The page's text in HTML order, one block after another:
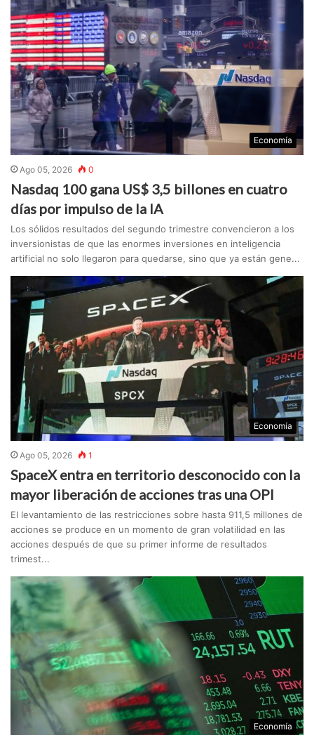
Economía
Ago 05, 2026 0
Nasdaq 100 gana US$ 3,5 billones en cuatro
días por impulso de la IA
Los sólidos resultados del segundo trimestre convencieron a los
inversionistas de que las enormes inversiones en inteligencia
artificial no solo llegaron para quedarse, sino que ya están gene...
Economía
Ago 05, 2026 1
SpaceX entra en territorio desconocido con la
mayor liberación de acciones tras una OPI
El levantamiento de las restricciones sobre hasta 911,5 millones de
acciones se produce en un momento de gran volatilidad en las
acciones después de que su primer informe de resultados
trimest...
Economía